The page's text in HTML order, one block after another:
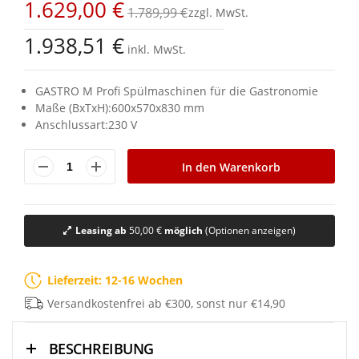
springen
1.629,00 €1.789,99 €
1.938,51 € inkl. MwSt.
GASTRO M Profi Spülmaschinen für die Gastronomie
Maße (BxTxH):600x570x830 mm
Anschlussart:230 V
In den Warenkorb
Leasing ab 50,00 € möglich (Optionen anzeigen)
Lieferzeit: 12-16 Wochen
Versandkostenfrei ab €300, sonst nur €14,90
BESCHREIBUNG